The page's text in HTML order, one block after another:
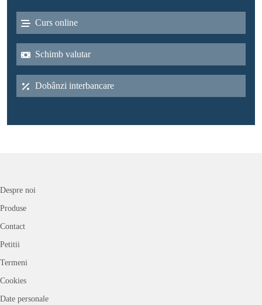
Curs online
Schimb valutar
Dobânzi interbancare
Despre noi
Produse
Contact
Petitii
Termeni
Cookies
Date personale